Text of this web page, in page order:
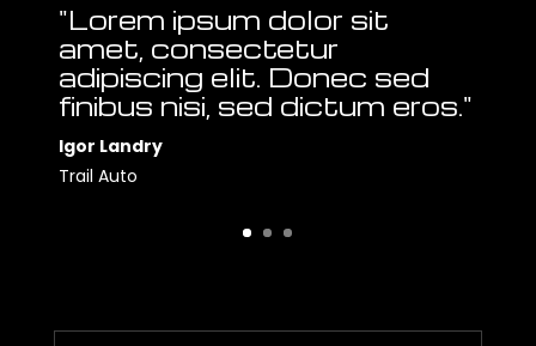
"Lorem ipsum dolor sit
amet, consectetur
adipiscing elit. Donec sed
finibus nisi, sed dictum eros."
Igor Landry
Trail Auto